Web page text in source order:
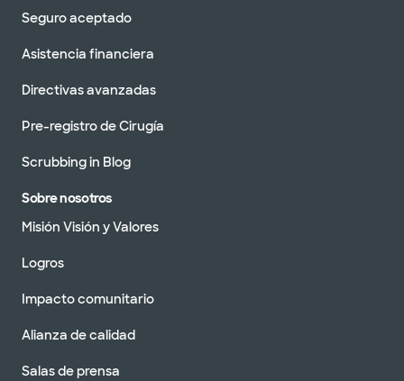
Seguro aceptado
Asistencia financiera
Directivas avanzadas
Pre-registro de Cirugía
Scrubbing in Blog
Sobre nosotros
Misión Visión y Valores
Logros
Impacto comunitario
Alianza de calidad
Salas de prensa